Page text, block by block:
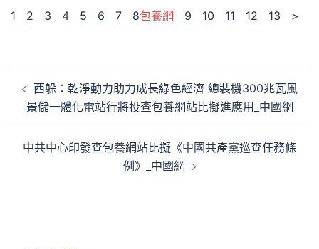
1 2 3 4 5 6 7 8包養網 9 10 11 12 13 >
章 西躲：乾淨動力助力成長綠色經濟 總裝機300兆瓦風
景儲一體化電站行將投查包養網站比擬進應用_中國網
中共中心印發查包養網站比擬《中國共產黨巡查任務條
例》_中國網